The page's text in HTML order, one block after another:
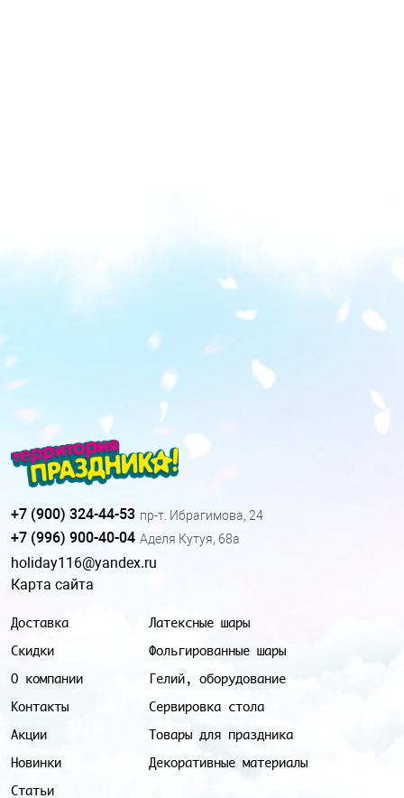
Доставка
Скидки
О компании
Контакты
Акции
Новинки
Статьи
Латексные шары
Фольгированные шары
Гелий, оборудование
Сервировка стола
Товары для праздника
Декоративные материалы
+7 (900) 324-44-53 пр-т. Ибрагимова, 24
+7 (996) 900-40-04 Аделя Кутуя, 68а
holiday116@yandex.ru
Карта сайта